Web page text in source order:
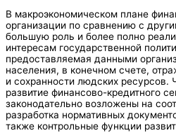
В макроэкономическом плане
организации по сравнению с
большую роль и более полно
интересам государственной
предоставляемая данными
населения, в конечном счете,
и сохранности людских ресурсов.
развитие финансово-кредитного
законодательно возложены на
разработка нормативных
также контрольные функции